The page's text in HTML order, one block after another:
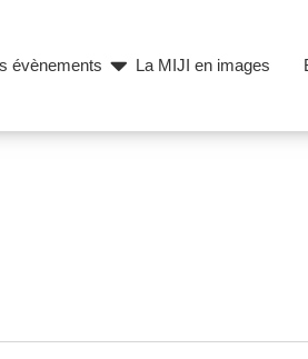
évènements La MIJI en images